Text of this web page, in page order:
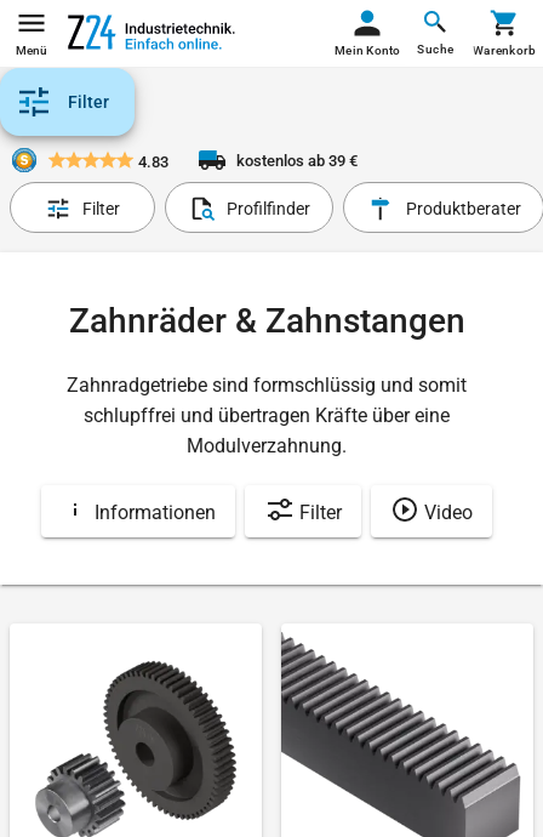
Menü Suche
Mein Konto Warenkorb
Filter
4.83 kostenlos ab 39 €
Filter Profilfinder Produktberater
Zahnräder & Zahnstangen
Zahnradgetriebe sind formschlüssig und somit
schlupffrei und übertragen Kräfte über eine
Modulverzahnung.
Informationen Filter Video